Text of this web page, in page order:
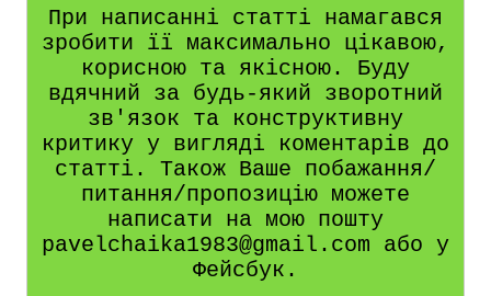
При написанні статті намагався
зробити її максимально цікавою,
корисною та якісною. Буду
вдячний за будь-який зворотний
зв'язок та конструктивну
критику у вигляді коментарів до
статті. Також Ваше побажання/
питання/пропозицію можете
написати на мою пошту
pavelchaika1983@gmail.com або у
Фейсбук.